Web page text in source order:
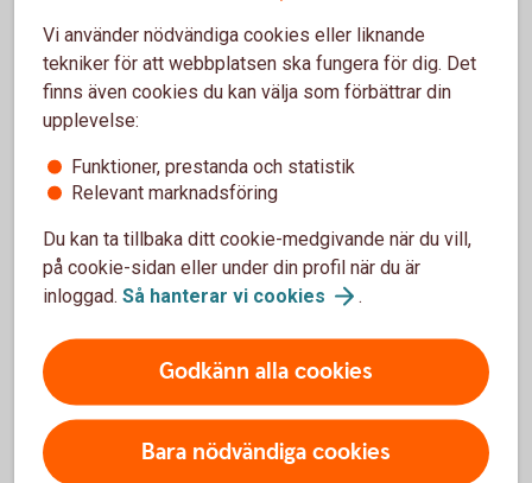
Följ börsens utveckling
Följ utvecklingen på börsen i detalj på
Swedbank.se/aktiellt
Aktiellt
Fondskolan - för dig som vill
lära dig om fonder
I vår Fondskola får du tips och information som kan
hjälpa dig om du vill investera i fonder - oavsett om
Vi använder nödvändiga cookies eller liknande
tekniker för att webbplatsen ska fungera för dig. Det
finns även cookies du kan välja som förbättrar din
upplevelse:
Funktioner, prestanda och statistik
Relevant marknadsföring
Du kan ta tillbaka ditt cookie-medgivande när du vill,
på cookie-sidan eller under din profil när du är
inloggad. Så hanterar vi cookies .
Godkänn alla cookies
Bara nödvändiga cookies